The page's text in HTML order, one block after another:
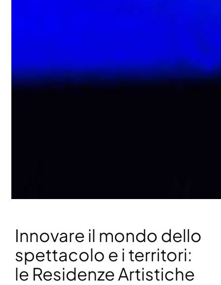
Innovare il mondo dello
spettacolo e i territori:
le Residenze Artistiche